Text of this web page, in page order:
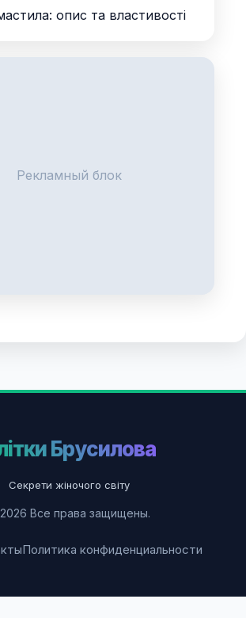
опис та властивості
Рекламный блок
Брусилова
Секрети жіночого світу
Все права защищены.
Политика конфиденциальности